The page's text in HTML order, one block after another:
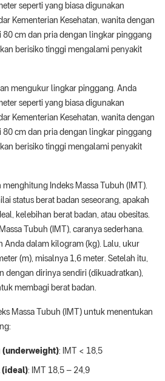
seperti yang biasa digunakan
Kementerian Kesehatan, wanita dengan
cm dan pria dengan lingkar pinggang
berisiko tinggi mengalami penyakit
mengukur lingkar pinggang. Anda
seperti yang biasa digunakan
Kementerian Kesehatan, wanita dengan
cm dan pria dengan lingkar pinggang
berisiko tinggi mengalami penyakit
Indeks Massa Tubuh (IMT).
status berat badan seseorang, apakah
kelebihan berat badan, atau obesitas.
Tubuh (IMT), caranya sederhana.
Anda dalam kilogram (kg). Lalu, ukur
(m), misalnya 1,6 meter. Setelah itu,
dengan dirinya sendiri (dikuadratkan),
membagi berat badan.
Massa Tubuh (IMT) untuk menentukan
(underweight): IMT < 18,5
(ideal): IMT 18,5 – 24,9